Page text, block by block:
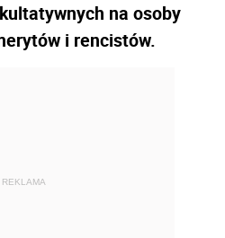
na osoby
i rencistów.
REKLAMA